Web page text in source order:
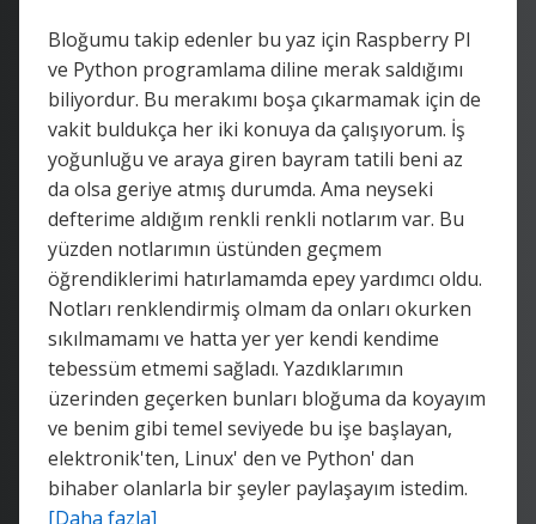
Bloğumu takip edenler bu yaz için Raspberry PI
ve Python programlama diline merak saldığımı
biliyordur. Bu merakımı boşa çıkarmamak için de
vakit buldukça her iki konuya da çalışıyorum. İş
yoğunluğu ve araya giren bayram tatili beni az
da olsa geriye atmış durumda. Ama neyseki
defterime aldığım renkli renkli notlarım var. Bu
yüzden notlarımın üstünden geçmem
öğrendiklerimi hatırlamamda epey yardımcı oldu.
Notları renklendirmiş olmam da onları okurken
sıkılmamamı ve hatta yer yer kendi kendime
tebessüm etmemi sağladı. Yazdıklarımın
üzerinden geçerken bunları bloğuma da koyayım
ve benim gibi temel seviyede bu işe başlayan,
elektronik'ten, Linux' den ve Python' dan
bihaber olanlarla bir şeyler paylaşayım istedim.
[Daha fazla]